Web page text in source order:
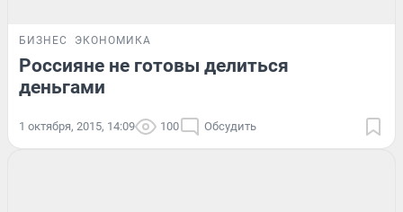
БИЗНЕС ЭКОНОМИКА
Россияне не готовы делиться
деньгами
1 октября, 2015, 14:09 100 Обсудить